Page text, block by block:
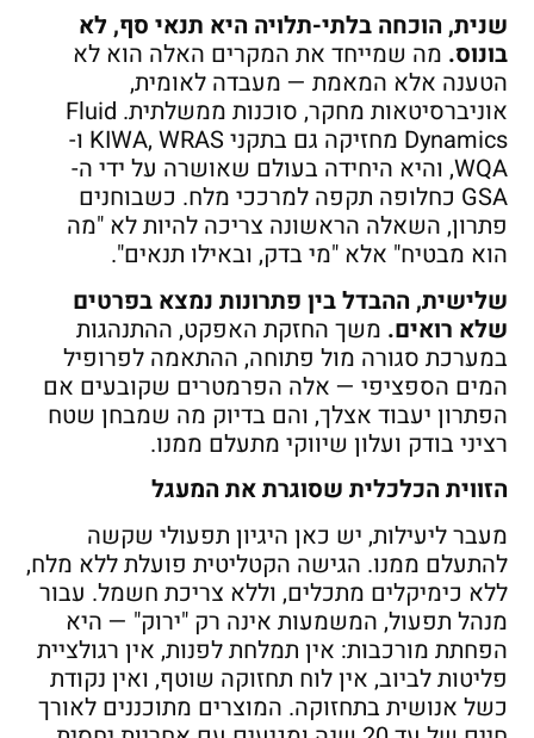
שנית, הוכחה בלתי-תלויה היא תנאי סף, לא
בונוס. מה שמייחד את המקרים האלה הוא לא
הטענה אלא המאמת — מעבדה לאומית,
אוניברסיטאות מחקר, סוכנות ממשלתית. Fluid
Dynamics מחזיקה גם בתקני KIWA, WRAS ו-
WQA, והיא היחידה בעולם שאושרה על ידי ה-
GSA כחלופה תקפה למרככי מלח. כשבוחנים
פתרון, השאלה הראשונה צריכה להיות לא "מה
הוא מבטיח" אלא "מי בדק, ובאילו תנאים".
שלישית, ההבדל בין פתרונות נמצא בפרטים
שלא רואים. משך החזקת האפקט, ההתנהגות
במערכת סגורה מול פתוחה, ההתאמה לפרופיל
המים הספציפי — אלה הפרמטרים שקובעים אם
הפתרון יעבוד אצלך, והם בדיוק מה שמבחן שטח
רציני בודק ועלון שיווקי מתעלם ממנו.
הזווית הכלכלית שסוגרת את המעגל
מעבר ליעילות, יש כאן היגיון תפעולי שקשה
להתעלם ממנו. הגישה הקטליטית פועלת ללא מלח,
ללא כימיקלים מתכלים, וללא צריכת חשמל. עבור
מנהל תפעול, המשמעות אינה רק "ירוק" — היא
הפחתת מורכבות: אין תמלחת לפנות, אין רגולציית
פליטות לביוב, אין לוח תחזוקה שוטף, ואין נקודת
כשל אנושית בתחזוקה. המוצרים מתוכננים לאורך